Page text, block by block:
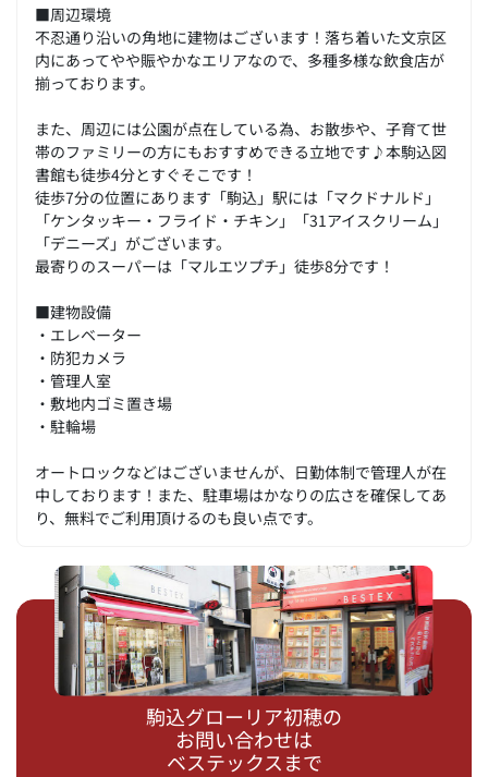
■周辺環境
不忍通り沿いの角地に建物はございます！落ち着いた文京区
内にあってやや賑やかなエリアなので、多種多様な飲食店が
揃っております。
また、周辺には公園が点在している為、お散歩や、子育て世
帯のファミリーの方にもおすすめできる立地です♪本駒込図
書館も徒歩4分とすぐそこです！
徒歩7分の位置にあります「駒込」駅には「マクドナルド」
「ケンタッキー・フライド・チキン」「31アイスクリーム」
「デニーズ」がございます。
最寄りのスーパーは「マルエツプチ」徒歩8分です！
■建物設備
・エレベーター
・防犯カメラ
・管理人室
・敷地内ゴミ置き場
・駐輪場
オートロックなどはございませんが、日勤体制で管理人が在
中しております！また、駐車場はかなりの広さを確保してあ
り、無料でご利用頂けるのも良い点です。
駒込グローリア初穂の
お問い合わせは
ベステックスまで